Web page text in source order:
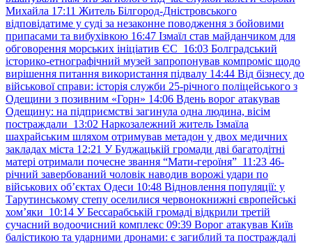
Михайла 17:11 Житель Білгород-Дністровського
відповідатиме у суді за незаконне поводження з бойовими
припасами та вибухівкою 16:47 Ізмаїл став майданчиком для
обговорення морських ініціатив ЄС 16:03 Болградський
історико-етнографічний музей запропонував компроміс щодо
вирішення питання використання підвалу 14:44 Від бізнесу до
військової справи: історія служби 25-річного поліцейського з
Одещини з позивним «Горн» 14:06 Вдень ворог атакував
Одещину: на підприємстві загинула одна людина, вісім
постраждали 13:02 Наркозалежний житель Ізмаїла
шахрайським шляхом отримував метадон у двох медичних
закладах міста 12:21 У Буджацькій громади дві багатодітні
матері отримали почесне звання “Мати-героїня” 11:23 46-
річний завербований чоловік наводив ворожі удари по
військових обʼєктах Одеси 10:48 Відновлення популяції: у
Тарутинському степу оселилися червонокнижні європейські
хом’яки 10:14 У Бессарабській громаді відкрили третій
сучасний водоочисний комплекс 09:39 Ворог атакував Київ
балістикою та ударними дронами: є загиблий та постраждалі